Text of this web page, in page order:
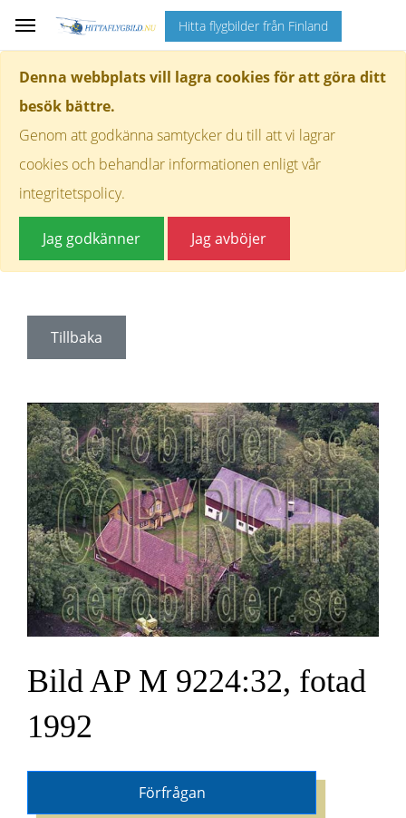
Denna webbplats vill lagra cookies för att göra ditt
besök bättre.
Genom att godkänna samtycker du till att vi lagrar
cookies och behandlar informationen enligt vår
integritetspolicy.
Jag godkänner Jag avböjer
Hitta flygbilder från Finland
Tillbaka
Bild AP M 9224:32, fotad
1992
Förfrågan